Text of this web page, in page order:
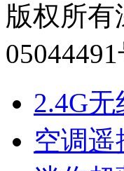
版权所有
2.4G
空调遥